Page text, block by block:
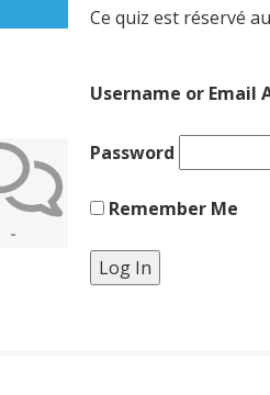
-
Ce quiz est réservé
Username or Email
Password
Remember Me